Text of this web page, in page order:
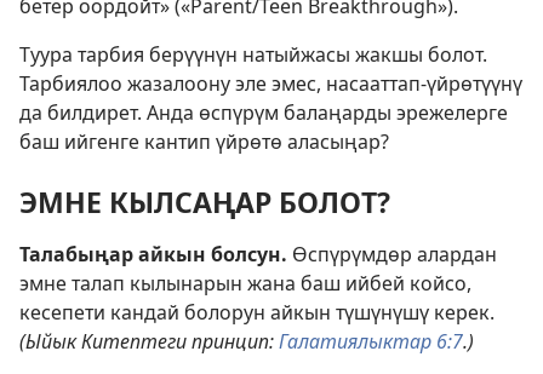
бетер оордойт» («Parent/Teen Breakthrough»).
Туура тарбия берүүнүн натыйжасы жакшы болот.
Тарбиялоо жазалоону эле эмес, насааттап-үйрөтүүнү
да билдирет. Анда өспүрүм балаңарды эрежелерге
баш ийгенге кантип үйрөтө аласыңар?
ЭМНЕ КЫЛСАҢАР БОЛОТ?
Талабыңар айкын болсун. Өспүрүмдөр алардан
эмне талап кылынарын жана баш ийбей койсо,
кесепети кандай болорун айкын түшүнүшү керек.
(Ыйык Китептеги принцип:Галатиялыктар 6:7.)